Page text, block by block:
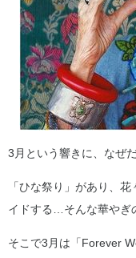
3月という響きに、なぜ
「ひな祭り」があり、
イドする…そんな華やぎ
そこで3月は「Forever